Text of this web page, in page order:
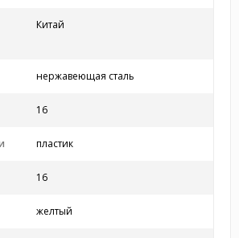
Китай
нержавеющая сталь
16
пластик
16
желтый